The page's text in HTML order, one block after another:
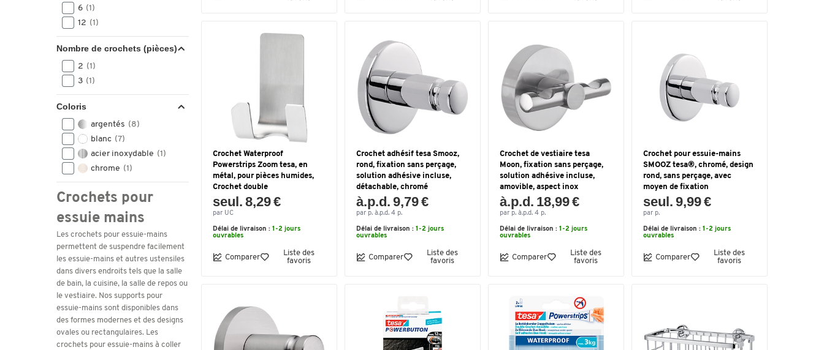
6 (1)
12 (1)
Nombre de crochets (pièces)
2 (1)
3 (1)
Coloris
argentés (8)
blanc (7)
acier inoxydable (1)
chrome (1)
Crochets pour
essuie mains
Les crochets pour essuie-mains
permettent de suspendre facilement
les essuie-mains et autres ustensiles
dans divers endroits tels que la salle
de bain, la cuisine, la salle de repos ou
le vestiaire. Nos supports pour
essuie-mains sont disponibles dans
des formes modernes et des designs
ovales ou rectangulaires. Les
crochets pour essuie-mains à coller
Crochet Waterproof
Powerstrips Zoom tesa, en
métal, pour pièces humides,
Crochet double
seul. 8,29 €
par UC
Délai de livraison : 1-2 jours
ouvrables
Comparer
Liste des
favoris
Crochet adhésif tesa Smooz,
rond, fixation sans perçage,
solution adhésive incluse,
détachable, chromé
à.p.d. 9,79 €
par p. à.p.d. 4 p.
Délai de livraison : 1-2 jours
ouvrables
Comparer
Liste des
favoris
Crochet de vestiaire tesa
Moon, fixation sans perçage,
solution adhésive incluse,
amovible, aspect inox
à.p.d. 18,99 €
par p. à.p.d. 4 p.
Délai de livraison : 1-2 jours
ouvrables
Comparer
Liste des
favoris
Crochet pour essuie-mains
SMOOZ tesa®, chromé, design
rond, sans perçage, avec
moyen de fixation
seul. 9,99 €
par p.
Délai de livraison : 1-2 jours
ouvrables
Comparer
Liste des
favoris